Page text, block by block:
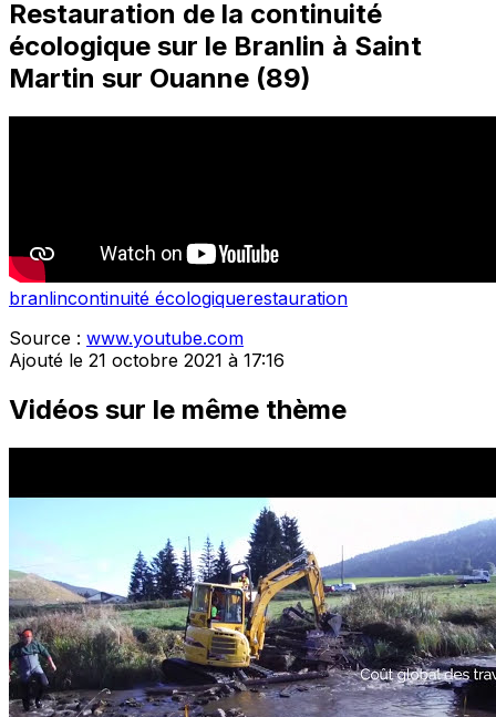
Restauration de la continuité
écologique sur le Branlin à Saint
Martin sur Ouanne (89)
branlincontinuité écologiquerestauration
Source : www.youtube.com
Ajouté le 21 octobre 2021 à 17:16
Vidéos sur le même thème